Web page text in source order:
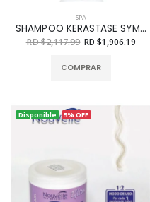
SPA
SHAMPOO KERASTASE SYMBIOSE ANTIDRANDRUFF 250ML
RD $2,117.99 RD $1,906.19
COMPRAR
Disponible 5% OFF